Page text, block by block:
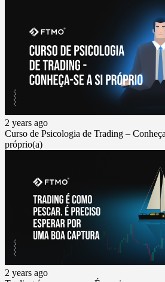
2 years ago
Curso de Psicologia de Trading –
próprio(a)
2 years ago